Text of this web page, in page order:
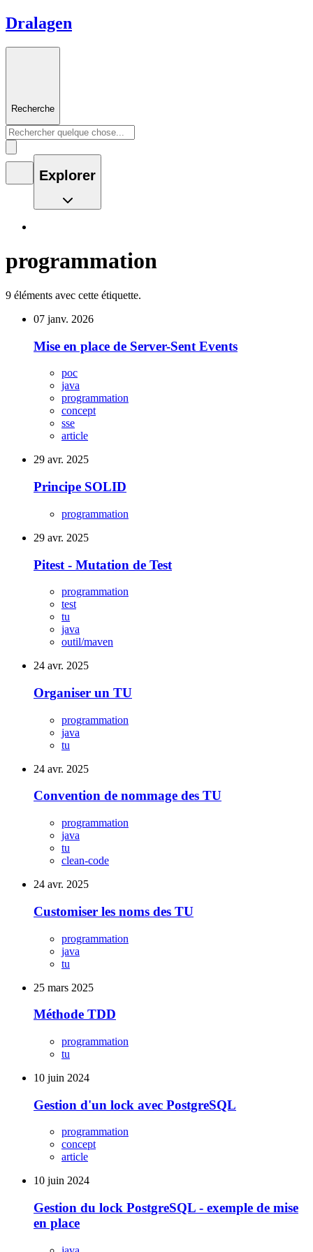
Dralagen
Recherche
Explorer
programmation
9 éléments avec cette étiquette.
07 janv. 2026
Mise en place de Server-Sent Events
poc
java
programmation
concept
sse
article
29 avr. 2025
Principe SOLID
programmation
29 avr. 2025
Pitest - Mutation de Test
programmation
test
tu
java
outil/maven
24 avr. 2025
Organiser un TU
programmation
java
tu
24 avr. 2025
Convention de nommage des TU
programmation
java
tu
clean-code
24 avr. 2025
Customiser les noms des TU
programmation
java
tu
25 mars 2025
Méthode TDD
programmation
tu
10 juin 2024
Gestion d'un lock avec PostgreSQL
programmation
concept
article
10 juin 2024
Gestion du lock PostgreSQL - exemple de mise
en place